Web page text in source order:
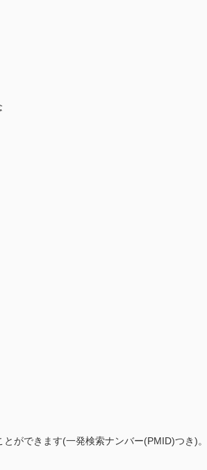
ができます(一発検索ナンバー(PMID)つき)。